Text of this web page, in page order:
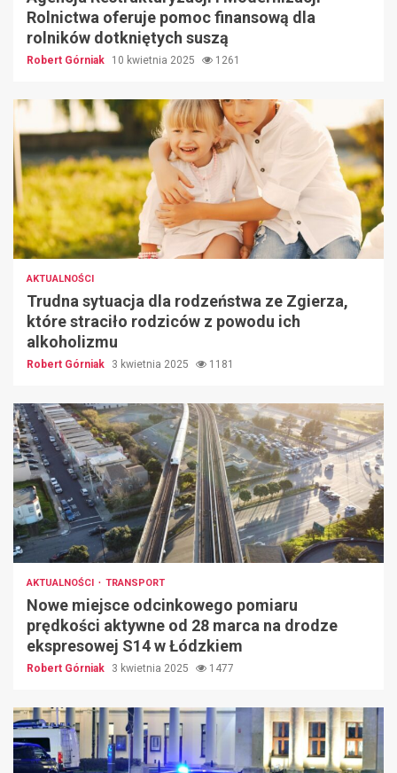
Rolnictwa oferuje pomoc finansową dla
rolników dotkniętych suszą
Robert Górniak 10 kwietnia 2025 1261
AKTUALNOŚCI
Trudna sytuacja dla rodzeństwa ze Zgierza,
które straciło rodziców z powodu ich
alkoholizmu
Robert Górniak 3 kwietnia 2025 1181
AKTUALNOŚCI TRANSPORT
Nowe miejsce odcinkowego pomiaru
prędkości aktywne od 28 marca na drodze
ekspresowej S14 w Łódzkiem
Robert Górniak 3 kwietnia 2025 1477